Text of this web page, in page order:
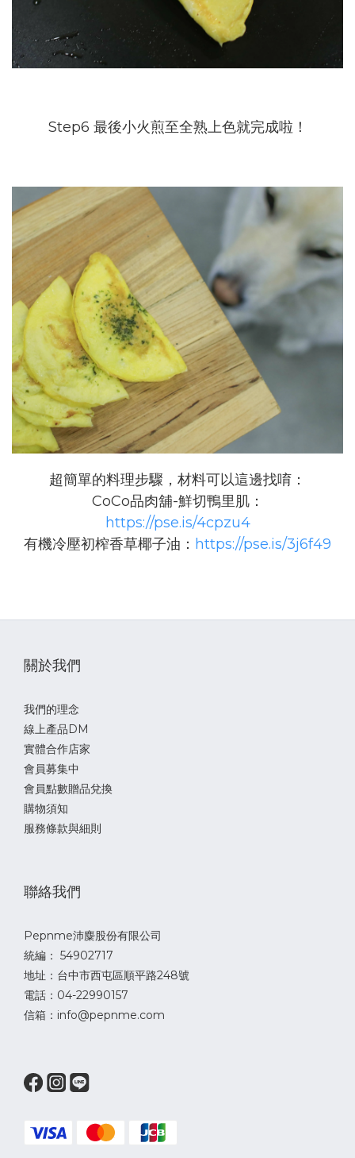
Step6 最後小火煎至全熟上色就完成啦！
超簡單的料理步驟，材料可以這邊找唷：
CoCo品肉舖-鮮切鴨里肌：
https://pse.is/4cpzu4
有機冷壓初榨香草椰子油： https://pse.is/3j6f49
關於我們
我們的理念
線上產品DM
實體合作店家
會員募集中
會員點數贈品兌換
購物須知
服務條款與細則
聯絡我們
Pepnme沛麋股份有限公司
統編： 54902717
地址：台中市西屯區順平路248號
電話：04-22990157
信箱：info@pepnme.com